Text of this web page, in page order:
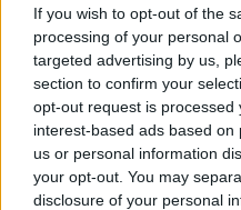
If you wish to opt-out of the
processing of your personal
targeted advertising by us,
section to confirm your
opt-out request is processed
interest-based ads based
us or personal information
your opt-out. You may
disclosure of your personal
Best Daily
Cryptic
Crossword
Best